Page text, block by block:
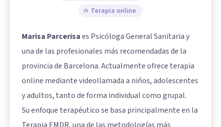
Terapia online
Marisa Parcerisaes Psicóloga General Sanitaria y
una de las profesionales más recomendadas de la
provincia de Barcelona. Actualmente ofrece terapia
online mediante videollamada a niños, adolescentes
y adultos, tanto de forma individual como grupal.
Su enfoque terapéutico se basa principalmente en la